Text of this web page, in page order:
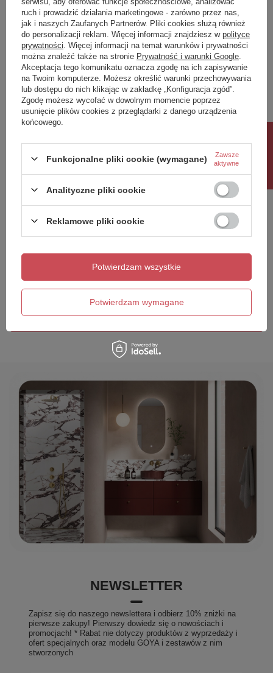
Napisz swoją opinię
Twoja ocena:
5/5
Treść twojej opinii
Dodaj własne zdjęcie produktu:
Wyślij opinię
NEWSLETTER
Zapisz się do naszego newslettera i odbierz 10% zniżki na
pierwsze zakupy! Pierwszy dowiedz się o nowościach i
promocjach! * Rabat nie dotyczy produktów z wyprzedaży i
ofert specjalnych oraz modelu GOYA i zestawów z nim
stworzonych
ruch i prowadzić działania marketingowe - zarówno przez nas,
jak i naszych Zaufanych Partnerów. Pliki cookies służą również
do personalizacji reklam. Więcej informacji znajdziesz w polityce
prywatności . Więcej informacji na temat warunków i prywatności
można znaleźć także na stronie Prywatność i warunki Google
Akceptacja tego komunikatu oznacza zgodę na ich zapisywanie
na Twoim komputerze. Możesz określić warunki przechowywania
lub dostępu do nich klikając w zakładkę „Konfiguracja zgód”.
Zgodę możesz wycofać w dowolnym momencie poprzez
usunięcie plików cookies z przeglądarki z danego urządzenia
końcowego.
Funkcjonalne pliki cookie (wymagane) Zawsze
aktywne
Analityczne pliki cookie
Reklamowe pliki cookie
Potwierdzam wymagane
Potwierdzam wszystkie